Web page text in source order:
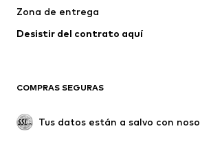
Trajes y chaquetas
Nuevo
Tendencia
Zona de entrega
Desistir del contrato aquí
COMPRAS SEGURAS
Tus datos están a salvo con